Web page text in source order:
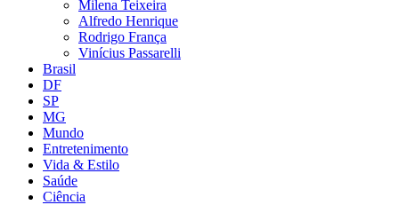
Milena Teixeira
Alfredo Henrique
Rodrigo França
Vinícius Passarelli
Brasil
DF
SP
MG
Mundo
Entretenimento
Vida & Estilo
Saúde
Ciência